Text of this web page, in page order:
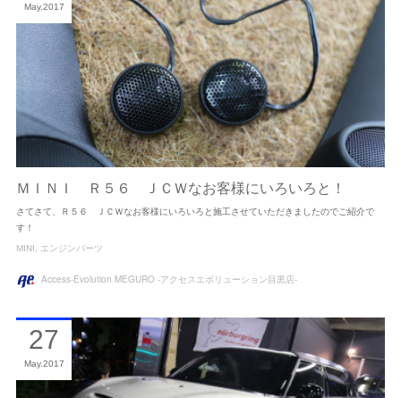
ＭＩＮＩ Ｒ５６ ＪＣＷなお客様にいろいろと！
さてさて、Ｒ５６ ＪＣＷなお客様にいろいろと施工させていただきましたのでご紹介で
す！
May 2017
MINI エンジンパーツ
Access-Evolution MEGURO -アクセスエボリューション目黒店-
27
May 2017